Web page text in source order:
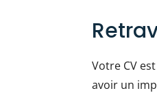
Votre CV
avoir un